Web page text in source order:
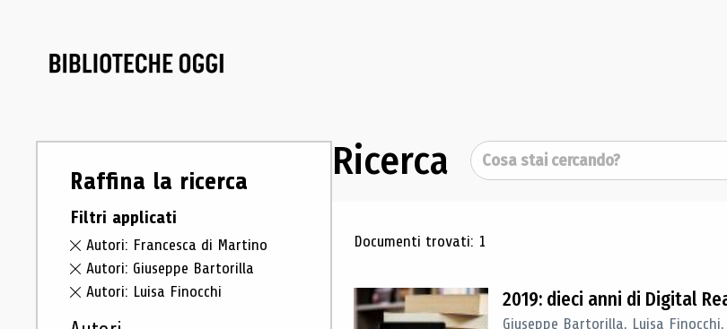
Raffina la ricerca
Filtri applicati
Autori: Francesca di Martino
Autori: Giuseppe Bartorilla
Autori: Luisa Finocchi
Ricerca Cerca
Risultati di ricerca
Documenti trovati: 1
2019: dieci anni di Digital
Giuseppe Bartorilla, Luisa